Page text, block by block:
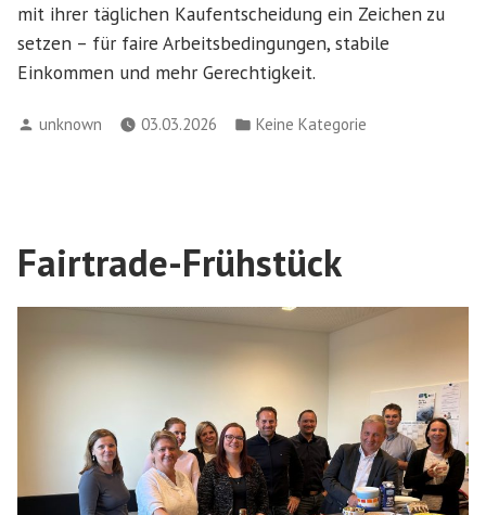
mit ihrer täglichen Kaufentscheidung ein Zeichen zu
setzen – für faire Arbeitsbedingungen, stabile
Einkommen und mehr Gerechtigkeit.
Verfasst
unknown 03.03.2026
Veröffentlicht
Keine Kategorie
Fairtrade-Frühstück